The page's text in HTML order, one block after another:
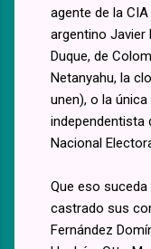
agente de la
argentino Javier
Duque, de
Netanyahu, la
unen), o la
independentista
Nacional
Que eso
castrado sus
Fernández